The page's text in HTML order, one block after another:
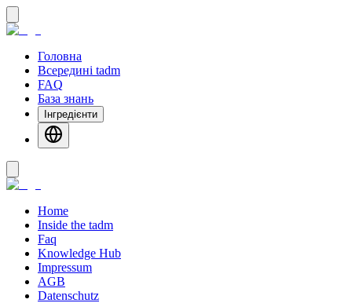
Головна
Всередині tadm
FAQ
База знань
Інгредієнти
Home
Inside the tadm
Faq
Knowledge Hub
Impressum
AGB
Datenschutz